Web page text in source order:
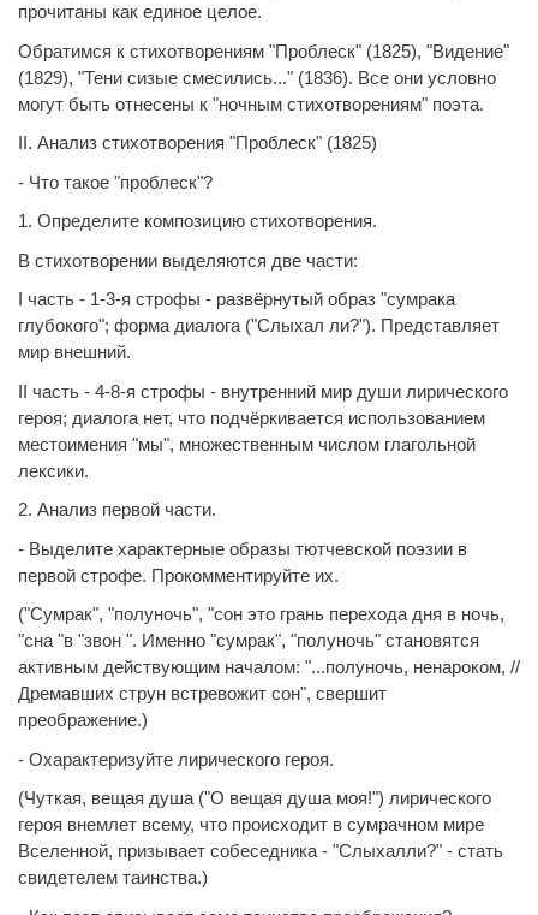
прочитаны как единое целое.
Обратимся к стихотворениям "Проблеск" (1825), "Видение"
(1829), "Тени сизые смесились..." (1836). Все они условно
могут быть отнесены к "ночным стихотворениям" поэта.
II. Анализ стихотворения "Проблеск" (1825)
- Что такое "проблеск"?
1. Определите композицию стихотворения.
В стихотворении выделяются две части:
I часть - 1-3-я строфы - развёрнутый образ "сумрака
глубокого"; форма диалога ("Слыхал ли?"). Представляет
мир внешний.
II часть - 4-8-я строфы - внутренний мир души лирического
героя; диалога нет, что подчёркивается использованием
местоимения "мы", множественным числом глагольной
лексики.
2. Анализ первой части.
- Выделите характерные образы тютчевской поэзии в
первой строфе. Прокомментируйте их.
("Сумрак", "полуночь", "сон это грань перехода дня в ночь,
"сна "в "звон ". Именно "сумрак", "полуночь" становятся
активным действующим началом: "...полуночь, ненароком, //
Дремавших струн встревожит сон", свершит
преображение.)
- Охарактеризуйте лирического героя.
(Чуткая, вещая душа ("О вещая душа моя!") лирического
героя внемлет всему, что происходит в сумрачном мире
Вселенной, призывает собеседника - "Слыхалли?" - стать
свидетелем таинства.)